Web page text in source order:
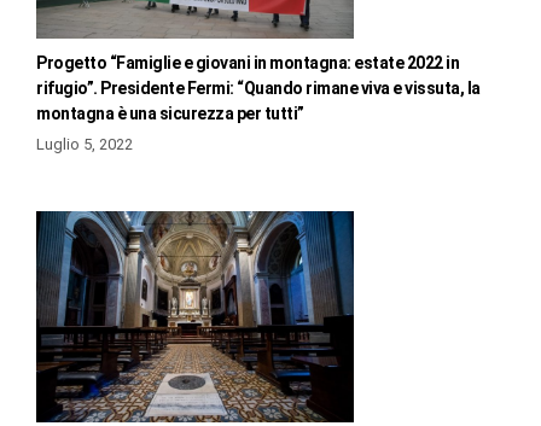
Progetto “Famiglie e giovani in montagna: estate 2022 in
rifugio”. Presidente Fermi: “Quando rimane viva e vissuta, la
montagna è una sicurezza per tutti”
Luglio 5, 2022